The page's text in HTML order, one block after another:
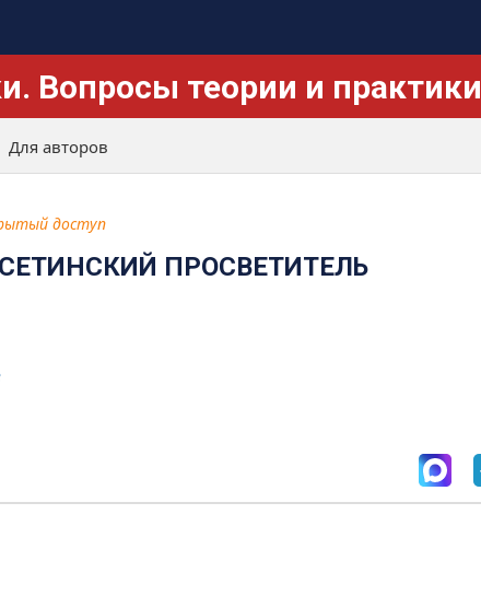
Вопросы теории и практики
Для авторов
доступ
ПРОСВЕТИТЕЛЬ